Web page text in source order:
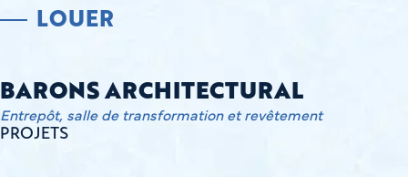
LOUER
BARONS ARCHITECTURAL
Entrepôt, salle de transformation et revêtement
PROJETS